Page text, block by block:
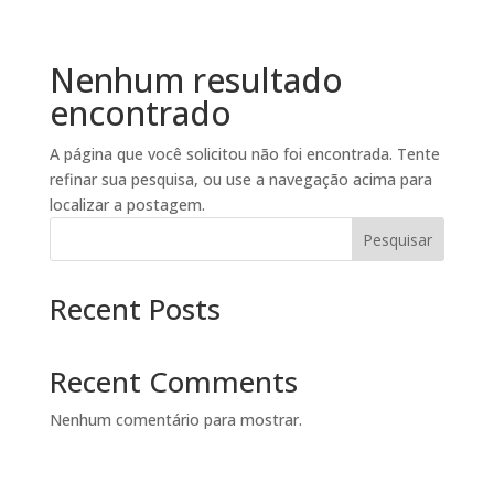
Nenhum resultado
encontrado
A página que você solicitou não foi encontrada. Tente
refinar sua pesquisa, ou use a navegação acima para
localizar a postagem.
Pesquisar
Recent Posts
Recent Comments
Nenhum comentário para mostrar.